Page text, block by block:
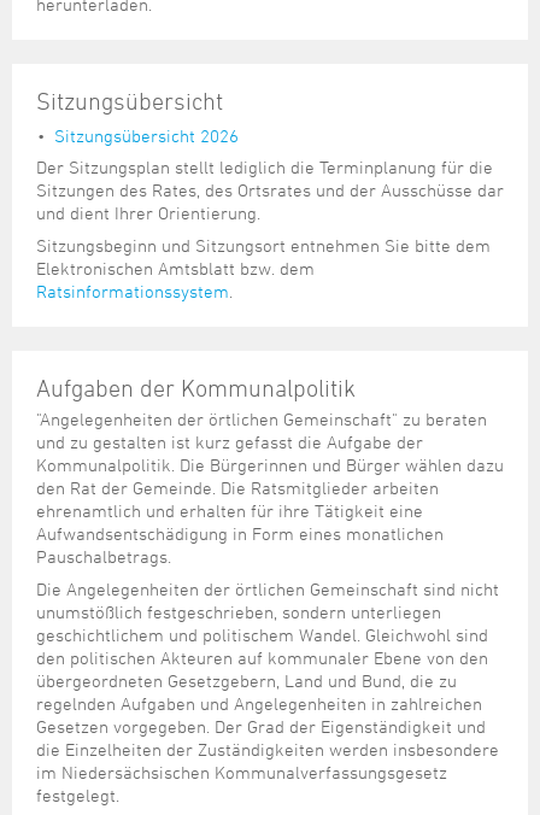
Wahlen
Schule
Studium
Umzug und Neubürger
Wohnen und Verbrauchen
Politik & Verwaltung
Pressemitteilungen
Ratsinformationssystem
Stadtrecht
Wirtschaftsstruktur
Unterstützung für ExistenzgründerInnen
Zukunftsregion JadeBay
Weiterbildung
Kulturzentrum Pumpwerk
Museen und Ausstellungen
Schiffe, Häfen und Meer erleben
Sportangebot
Städtepartnerschaften
Stadtpark
Tag des offenen Denkmals
herunterladen.
Sitzungsübersicht
Sitzungsübersicht 2026
Der Sitzungsplan stellt lediglich die Terminplanung für die
Sitzungen des Rates, des Ortsrates und der Ausschüsse dar
und dient Ihrer Orientierung.
Sitzungsbeginn und Sitzungsort entnehmen Sie bitte dem
Elektronischen Amtsblatt bzw. dem
Ratsinformationssystem
Aufgaben der Kommunalpolitik
"Angelegenheiten der örtlichen Gemeinschaft" zu beraten
und zu gestalten ist kurz gefasst die Aufgabe der
Kommunalpolitik. Die Bürgerinnen und Bürger wählen dazu
den Rat der Gemeinde. Die Ratsmitglieder arbeiten
ehrenamtlich und erhalten für ihre Tätigkeit eine
Aufwandsentschädigung in Form eines monatlichen
Pauschalbetrags.
Die Angelegenheiten der örtlichen Gemeinschaft sind nicht
unumstößlich festgeschrieben, sondern unterliegen
geschichtlichem und politischem Wandel. Gleichwohl sind
den politischen Akteuren auf kommunaler Ebene von den
übergeordneten Gesetzgebern, Land und Bund, die zu
regelnden Aufgaben und Angelegenheiten in zahlreichen
Gesetzen vorgegeben. Der Grad der Eigenständigkeit und
die Einzelheiten der Zuständigkeiten werden insbesondere
im Niedersächsischen Kommunalverfassungsgesetz
festgelegt.